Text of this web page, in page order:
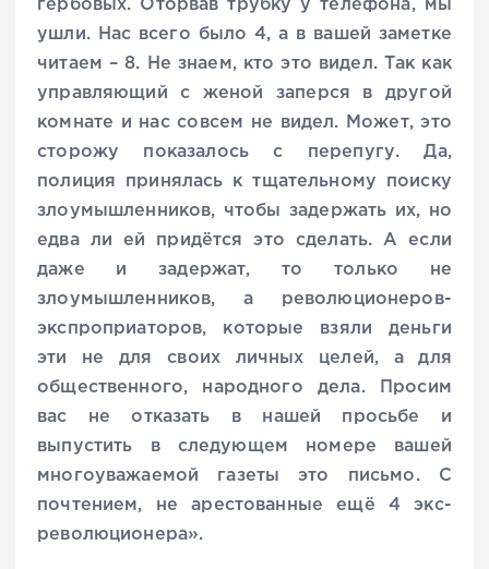
гербовых. Оторвав трубку у телефона, мы
ушли. Нас всего было 4, а в вашей заметке
читаем – 8. Не знаем, кто это видел. Так как
управляющий с женой заперся в другой
комнате и нас совсем не видел. Может, это
сторожу показалось с перепугу. Да,
полиция принялась к тщательному поиску
злоумышленников, чтобы задержать их, но
едва ли ей придётся это сделать. А если
даже и задержат, то только не
злоумышленников, а революционеров-
экспроприаторов, которые взяли деньги
эти не для своих личных целей, а для
общественного, народного дела. Просим
вас не отказать в нашей просьбе и
выпустить в следующем номере вашей
многоуважаемой газеты это письмо. С
почтением, не арестованные ещё 4 экс-
революционера».